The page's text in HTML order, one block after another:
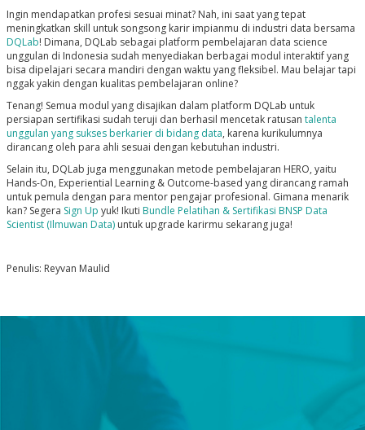
Ingin mendapatkan profesi sesuai minat? Nah, ini saat yang tepat
meningkatkan skill untuk songsong karir impianmu di industri data bersama
DQLab! Dimana, DQLab sebagai platform pembelajaran data science
unggulan di Indonesia sudah menyediakan berbagai modul interaktif yang
bisa dipelajari secara mandiri dengan waktu yang fleksibel. Mau belajar tapi
nggak yakin dengan kualitas pembelajaran online?
Tenang! Semua modul yang disajikan dalam platform DQLab untuk
persiapan sertifikasi sudah teruji dan berhasil mencetak ratusan talenta
unggulan yang sukses berkarier di bidang data, karena kurikulumnya
dirancang oleh para ahli sesuai dengan kebutuhan industri.
Selain itu, DQLab juga menggunakan metode pembelajaran HERO, yaitu
Hands-On, Experiential Learning & Outcome-based yang dirancang ramah
untuk pemula dengan para mentor pengajar profesional. Gimana menarik
kan? Segera Sign Up yuk! Ikuti Bundle Pelatihan & Sertifikasi BNSP Data
Scientist (Ilmuwan Data)untuk upgrade karirmu sekarang juga!
Penulis: Reyvan Maulid